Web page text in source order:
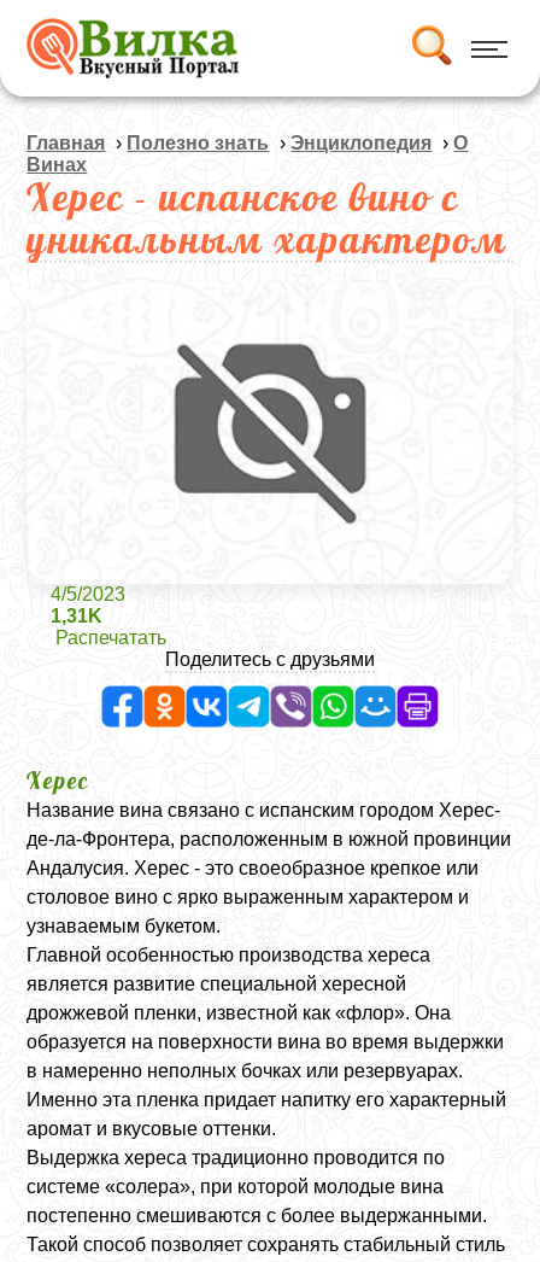
Главная › Полезно знать ›Энциклопедия ›О
Винах
Херес - испанское вино с
уникальным характером
4/5/2023
1,31K
Распечатать
Поделитесь с друзьями
Херес
Название вина связано с испанским городом Херес-
де-ла-Фронтера, расположенным в южной провинции
Андалусия. Херес - это своеобразное крепкое или
столовое вино с ярко выраженным характером и
узнаваемым букетом.
Главной особенностью производства хереса
является развитие специальной хересной
дрожжевой пленки, известной как «флор». Она
образуется на поверхности вина во время выдержки
в намеренно неполных бочках или резервуарах.
Именно эта пленка придает напитку его характерный
аромат и вкусовые оттенки.
Выдержка хереса традиционно проводится по
системе «солера», при которой молодые вина
постепенно смешиваются с более выдержанными.
Такой способ позволяет сохранять стабильный стиль